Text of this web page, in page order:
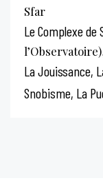
Sfar
Le Complexe de
La Jouissance,
Snobisme, La